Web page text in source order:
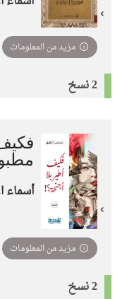
مزيد من المعلومات
2 نسخ
مزيد من المعلومات
2 نسخ